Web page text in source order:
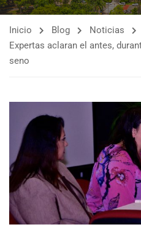
Inicio Blog
Noticias
Expertas aclaran el antes,
seno